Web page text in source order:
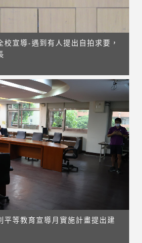
校宣導-遇到有人提出自拍求要，
平等教育宣導月實施計畫提出建